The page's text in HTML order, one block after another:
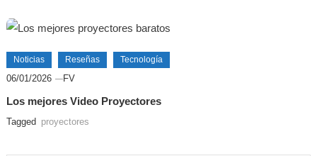
Noticias Reseñas Tecnología
06/01/2026 FV
Los mejores Video Proyectores
Tagged proyectores